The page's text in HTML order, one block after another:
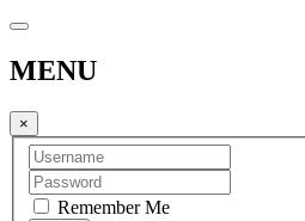
MENU
×
Remember Me